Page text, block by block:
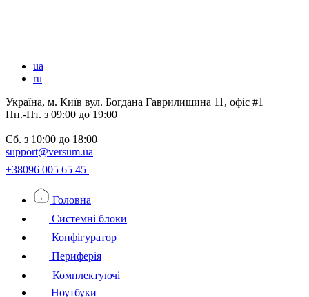
ua
ru
Україна, м. Київ вул. Богдана Гаврилишина 11, офіс #1
Пн.-Пт. з 09:00 до 19:00
Сб. з 10:00 до 18:00
support@versum.ua
+38096 005 65 45
Головна
Системні блоки
Конфігуратор
Периферія
Комплектуючі
Ноутбуки